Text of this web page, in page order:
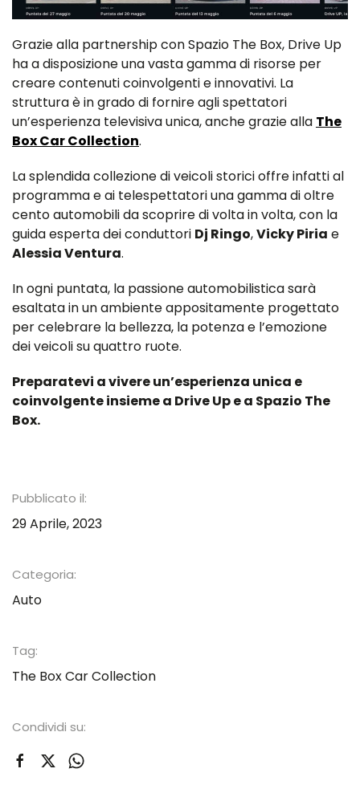
Grazie alla partnership con Spazio The Box, Drive Up
ha a disposizione una vasta gamma di risorse per
creare contenuti coinvolgenti e innovativi. La
struttura è in grado di fornire agli spettatori
un’esperienza televisiva unica, anche grazie alla The
Box Car Collection.
La splendida collezione di veicoli storici offre infatti al
programma e ai telespettatori una gamma di oltre
cento automobili da scoprire di volta in volta, con la
guida esperta dei conduttori Dj Ringo,Vicky Piria e
Alessia Ventura.
In ogni puntata, la passione automobilistica sarà
esaltata in un ambiente appositamente progettato
per celebrare la bellezza, la potenza e l’emozione
dei veicoli su quattro ruote.
Preparatevi a vivere un’esperienza unica e
coinvolgente insieme a Drive Up e a Spazio The
Box.
Pubblicato il:
29 Aprile, 2023
Categoria:
Auto
Tag:
The Box Car Collection
Condividi su: